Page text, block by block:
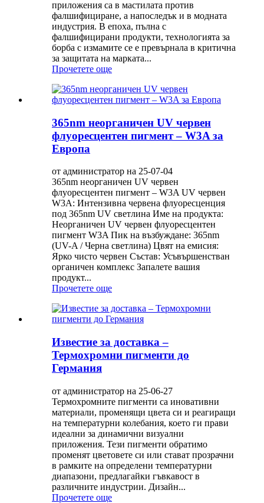
приложения са в мастилата против
фалшифициране, а напоследък и в модната
индустрия. В епоха, пълна с
фалшифицирани продукти, технологията за
борба с измамите се е превърнала в критична
за защитата на марката...
Прочетете още
365nm неорганичен UV червен
флуоресцентен пигмент – W3A за
Европа
от администратор на 25-07-04
365nm неорганичен UV червен
флуоресцентен пигмент – W3A UV червен
W3A: Интензивна червена флуоресценция
под 365nm UV светлина Име на продукта:
Неорганичен UV червен флуоресцентен
пигмент W3A Пик на възбуждане: 365nm
(UV-A / Черна светлина) Цвят на емисия:
Ярко чисто червен Състав: Усъвършенстван
органичен комплекс Запалете вашия
продукт...
Прочетете още
Известие за доставка –
Термохромни пигменти до
Германия
от администратор на 25-06-27
Термохромните пигменти са иновативни
материали, променящи цвета си и реагиращи
на температурни колебания, което ги прави
идеални за динамични визуални
приложения. Тези пигменти обратимо
променят цветовете си или стават прозрачни
в рамките на определени температурни
диапазони, предлагайки гъвкавост в
различните индустрии. Дизайн...
Прочетете още